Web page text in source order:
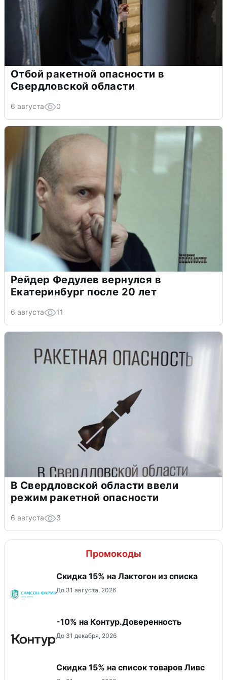
Отбой ракетной опасности в
Свердловской области
6 августа 0
Рейдер Федулев вернулся в
Екатеринбург после 20 лет
6 августа 11
В Свердловской области ввели
режим ракетной опасности
6 августа 3
Промокоды
Скидка 15% на Лактогон из списка
До 31 августа, 2026
-10% на Контур.Доверенность
До 31 декабря, 2026
Скидка 15% на список товаров Ливс